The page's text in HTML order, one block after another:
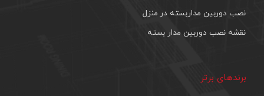
نصب دوربین مداربسته در منزل
نقشه نصب دوربین مدار بسته
برندهای برتر